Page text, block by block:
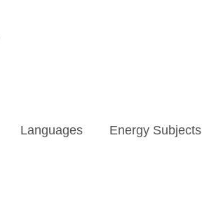
Languages Energy Subjects